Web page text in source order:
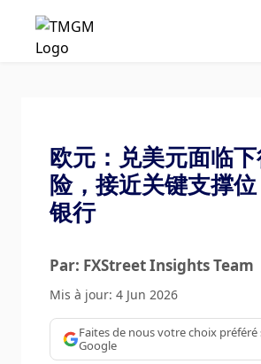
欧元：兑美元面临
险，接近关键支撑
银行
Par: FXStreet Insights Team
Mis à jour: 4 Jun 2026
Faites de nous votre choix préféré
Google